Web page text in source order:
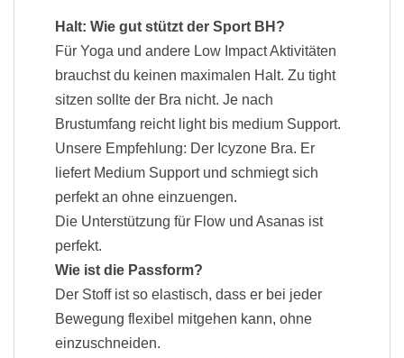
Halt: Wie gut stützt der Sport BH?
Für Yoga und andere Low Impact Aktivitäten
brauchst du keinen maximalen Halt. Zu tight
sitzen sollte der Bra nicht. Je nach
Brustumfang reicht light bis medium Support.
Unsere Empfehlung: Der Icyzone Bra. Er
liefert Medium Support und schmiegt sich
perfekt an ohne einzuengen.
Die Unterstützung für Flow und Asanas ist
perfekt.
Wie ist die Passform?
Der Stoff ist so elastisch, dass er bei jeder
Bewegung flexibel mitgehen kann, ohne
einzuschneiden.